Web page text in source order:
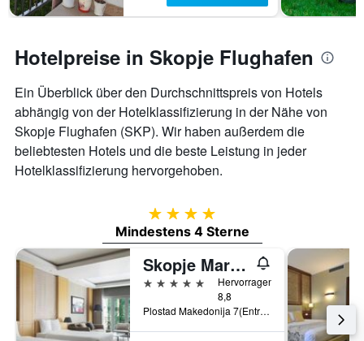
Hotelpreise in Skopje Flughafen
Ein Überblick über den Durchschnittspreis von Hotels
abhängig von der Hotelklassifizierung in der Nähe von
Skopje Flughafen (SKP). Wir haben außerdem die
beliebtesten Hotels und die beste Leistung in jeder
Hotelklassifizierung hervorgehoben.
4 Sterne
Mindestens 4 Sterne
Skopje Marriott Hotel
5 Sterne
Hervorragend
8,8
Plostad Makedonija 7(Entrance from str. Maksim Gorki), Skopje, Nordmazedonien